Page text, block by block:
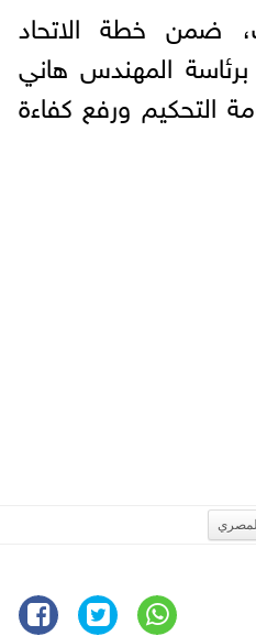
ضمن خطة الاتحاد
المهندس هاني
التحكيم ورفع كفاءة